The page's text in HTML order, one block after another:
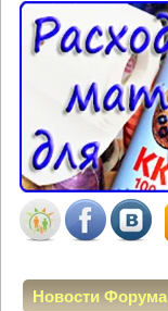
Новости Форума